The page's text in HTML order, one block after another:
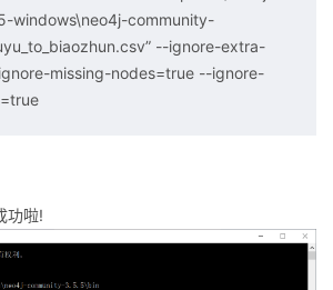
windows\neo4j-community-
--ignore-extra-
missing-nodes=true --ignore-
功啦!